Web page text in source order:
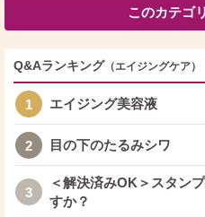
このカテゴ
Q&Aランキング （エイジングケア）
1 エイジング美容液
2 目の下のたるみシワ
3
＜解決済みOK＞スタン
すか？